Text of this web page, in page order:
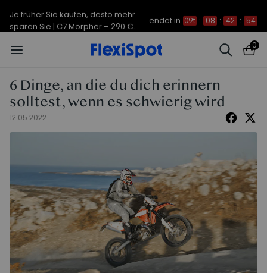
Je früher Sie kaufen, desto mehr
sparen Sie | C7 Morpher – 290 €
Rabatt
endet in 09t 08 42 54
0
6 Dinge, an die du dich erinnern
solltest, wenn es schwierig wird
12.05.2022